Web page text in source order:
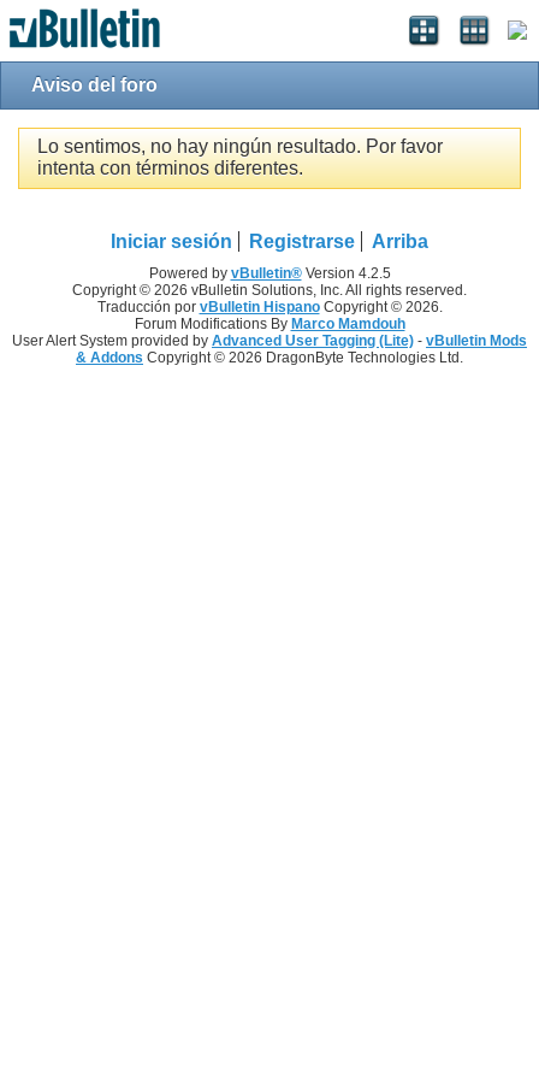
Aviso del foro
Lo sentimos, no hay ningún resultado. Por favor
intenta con términos diferentes.
Iniciar sesión Registrarse Arriba
Powered by vBulletin®Version 4.2.5
Copyright © 2026 vBulletin Solutions, Inc. All rights reserved.
Traducción por vBulletin HispanoCopyright © 2026.
Forum Modifications By Marco Mamdouh
User Alert System provided by Advanced User Tagging (Lite) - vBulletin Mods
& Addons Copyright © 2026 DragonByte Technologies Ltd.